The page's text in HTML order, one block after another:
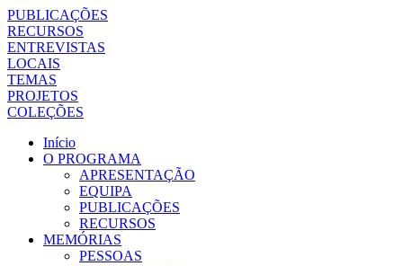
PUBLICAÇÕES
RECURSOS
ENTREVISTAS
LOCAIS
TEMAS
PROJETOS
COLEÇÕES
Início
O PROGRAMA
APRESENTAÇÃO
EQUIPA
PUBLICAÇÕES
RECURSOS
MEMÓRIAS
PESSOAS